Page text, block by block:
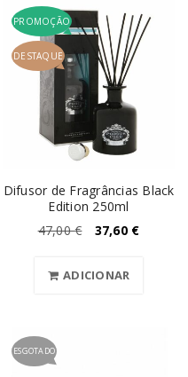
PROMOÇÃO
DESTAQUE
Difusor de Fragrâncias Black
Edition 250ml
47,00€ 37,60 €
ADICIONAR
ESGOTADO